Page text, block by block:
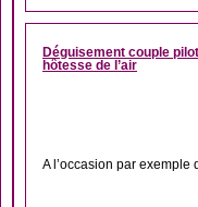
Déguisement couple
hôtesse de l’air
A l’occasion par exemple